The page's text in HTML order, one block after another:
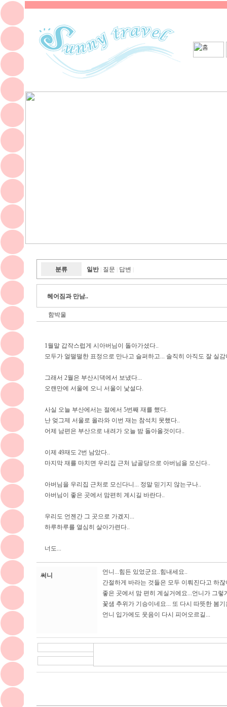
분류 일반 질문 답변
헤어짐과 만남..
함박울
1월말 갑작스럽게 시아버님이 돌아가셨다..
모두가 얼떨떨한 표정으로 만나고 슬퍼하고... 솔직히 아직도 잘 실
그래서 2월은 부산시댁에서 보냈다...
오랜만에 서울에 오니 서울이 낯설다.
사실 오늘 부산에서는 절에서 5번째 재를 했다.
난 엊그제 서울로 올라와 이번 재는 참석치 못했다..
어제 남편은 부산으로 내려가 오늘 밤 돌아올것이다..
이제 49재도 2번 남았다..
마지막 재를 마치면 우리집 근처 납골당으로 아버님을 모신다..
아버님을 우리집 근처로 모신다니... 정말 믿기지 않는구나..
아버님이 좋은 곳에서 맘편히 계시길 바란다..
우리도 언젠간 그 곳으로 가겠지...
하루하루를 열심히 살아가련다..
너도...
써니
언니...힘든 있었군요..힘내세요..
간절하게 바라는 것들은 모두 이뤄진다고 하잖
좋은 곳에서 맘 편히 계실거에요...언니가 그렇
꽃샘 추위가 기승이네요... 또 다시 따뜻한 봄
언니 입가에도 웃음이 다시 피어오르길...